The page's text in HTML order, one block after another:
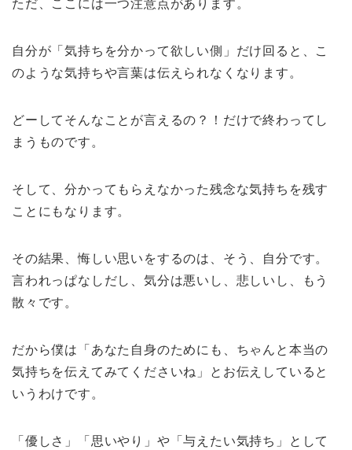
ただ、ここには一つ注意点があります。
自分が「気持ちを分かって欲しい側」だけ回ると、こ
のような気持ちや言葉は伝えられなくなります。
どーしてそんなことが言えるの？！だけで終わってし
まうものです。
そして、分かってもらえなかった残念な気持ちを残す
ことにもなります。
その結果、悔しい思いをするのは、そう、自分です。
言われっぱなしだし、気分は悪いし、悲しいし、もう
散々です。
だから僕は「あなた自身のためにも、ちゃんと本当の
気持ちを伝えてみてくださいね」とお伝えしていると
いうわけです。
「優しさ」「思いやり」や「与えたい気持ち」として